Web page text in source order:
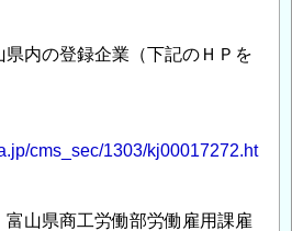
内の登録企業（下記のＨＰを
cms_sec/1303/kj00017272.ht
山県商工労働部労働雇用課雇